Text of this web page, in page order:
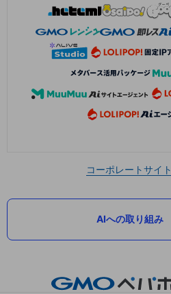
コーポレートサイト
AIへの取り組み